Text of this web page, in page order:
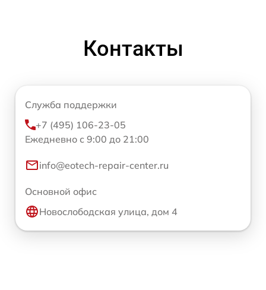
Контакты
Служба поддержки
+7 (495) 106-23-05
Ежедневно с 9:00 до 21:00
info@eotech-repair-center.ru
Основной офис
Новослободская улица, дом 4